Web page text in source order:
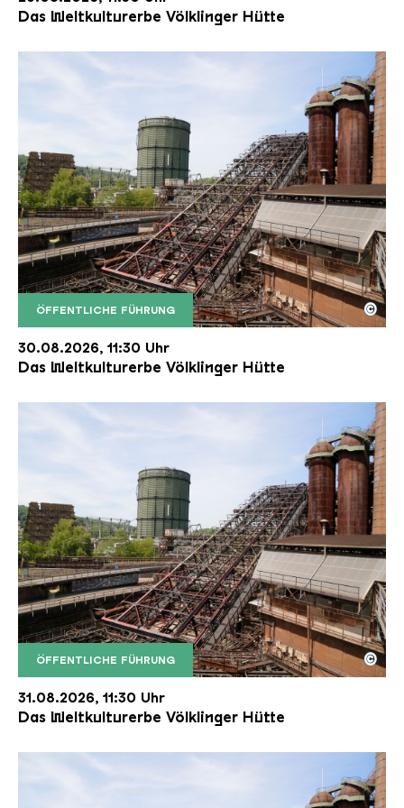
Das Weltkulturerbe Völklinger Hütte
ÖFFENTLICHE FÜHRUNG
Der Erzschrägaufzug der Völklinger Hütte mit
Copyright: Weltkulturerbe Völklinger Hütte | Karl
©
30.08.2026, 11:30 Uhr
Das Weltkulturerbe Völklinger Hütte
ÖFFENTLICHE FÜHRUNG
Der Erzschrägaufzug der Völklinger Hütte mit
Copyright: Weltkulturerbe Völklinger Hütte | Karl
©
31.08.2026, 11:30 Uhr
Das Weltkulturerbe Völklinger Hütte